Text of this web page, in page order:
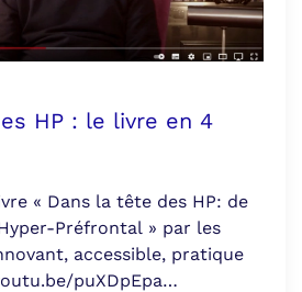
HP : le livre en 4
« Dans la tête des HP: de
Préfrontal » par les
accessible, pratique
puXDpEpa…